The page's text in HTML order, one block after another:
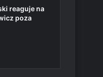
reaguje na
poza